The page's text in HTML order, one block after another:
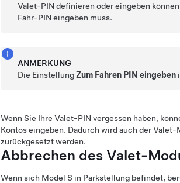
Valet-PIN definieren oder eingeben
Fahr-PIN eingeben muss.
ANMERKUNG
Die EinstellungZum Fahren PIN eingeben
Wenn Sie Ihre Valet-PIN vergessen haben,
Kontos eingeben. Dadurch wird auch der
zurückgesetzt werden.
Abbrechen des Valet-
Wenn sich Model S in Parkstellung befindet,